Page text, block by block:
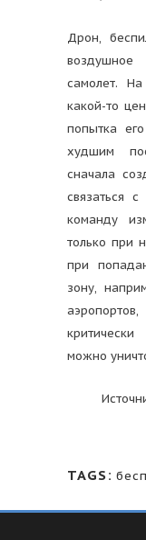
Дрон,
самолет.
какой-то
попытка
худшим
сначала
связаться
команду
только при
при
зону,
аэропортов,
можно
TAGS: